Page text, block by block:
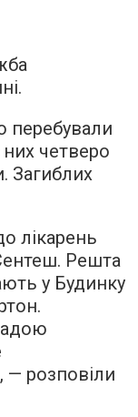
перебували
четверо
Загиблих
лікарень
Решта
у Будинку
— розповіли